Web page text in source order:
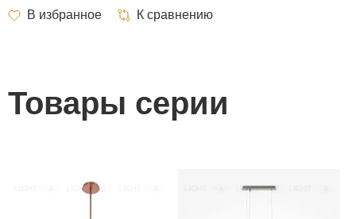
Товары серии